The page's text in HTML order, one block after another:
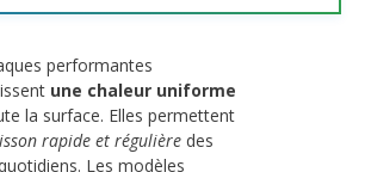
performantes
une chaleur uniforme
la surface. Elles permettent
rapide et régulière des
Les modèles